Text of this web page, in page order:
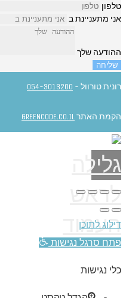
טלפון
אני מתעניינת ב
ההודעה שלך
שליחה
רונית טורוול - 054-3013200
הקמת האתרGREENCODE.CO.IL
גלילה
לראש
העמוד
דילוג לתוכן
פתח סרגל נגישות
כלי נגישות